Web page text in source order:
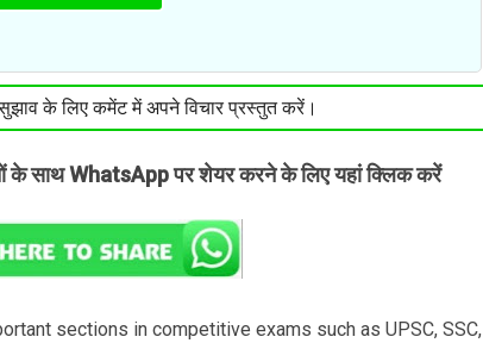
के लिए कमेंट में अपने विचार प्रस्तुत करें।
के साथ WhatsApp पर शेयर करने के लिए यहां क्लिक करें
sections in competitive exams such as UPSC, SSC,